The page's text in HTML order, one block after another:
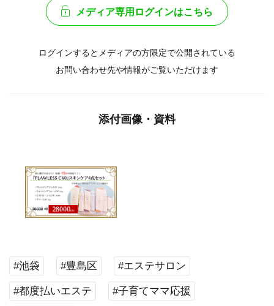
メディア専用ログインはこちら
ログインするとメディアの方限定で公開されている
お問い合わせ先や情報がご覧いただけます
添付画像・資料
#池袋 #豊島区 #エステサロン
#都度払いエステ #子育てママ応援